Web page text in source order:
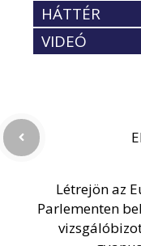
HÁTTÉR
VIDEÓ
Létrejön az
Parlementen